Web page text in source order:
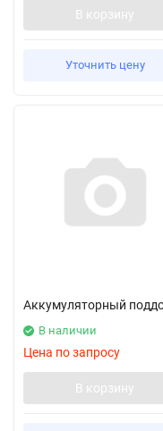
В корзину
Уточнить цену
Аккумуляторный
В наличии
Цена по запросу
В корзину